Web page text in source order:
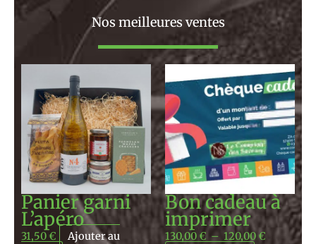
Nos meilleures ventes
Panier garni
L’apéro
31,50€
Ajouter au
Bon cadeau à
imprimer
130,00€ – 120,00€
Plage
de
prix :
130,00 €
à
120,00 €